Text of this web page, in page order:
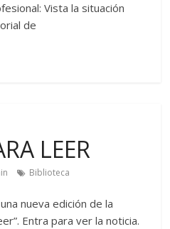
Vista la situación
de
LEER
Biblioteca
nueva edición de la
Entra para ver la noticia.